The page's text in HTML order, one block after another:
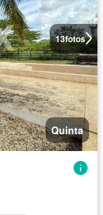
13fotos
Quinta